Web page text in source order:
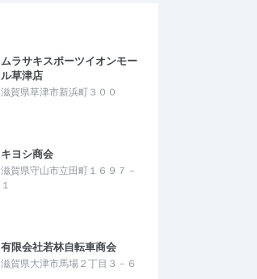
川ドボン！裏湖南アルプストレイルラン
ムラサキスポーツイオンモー
ル草津店
滋賀県草津市新浜町３００
キヨシ商会
滋賀県守山市立田町１６９７－
１
有限会社若林自転車商会
滋賀県大津市馬場２丁目３－６